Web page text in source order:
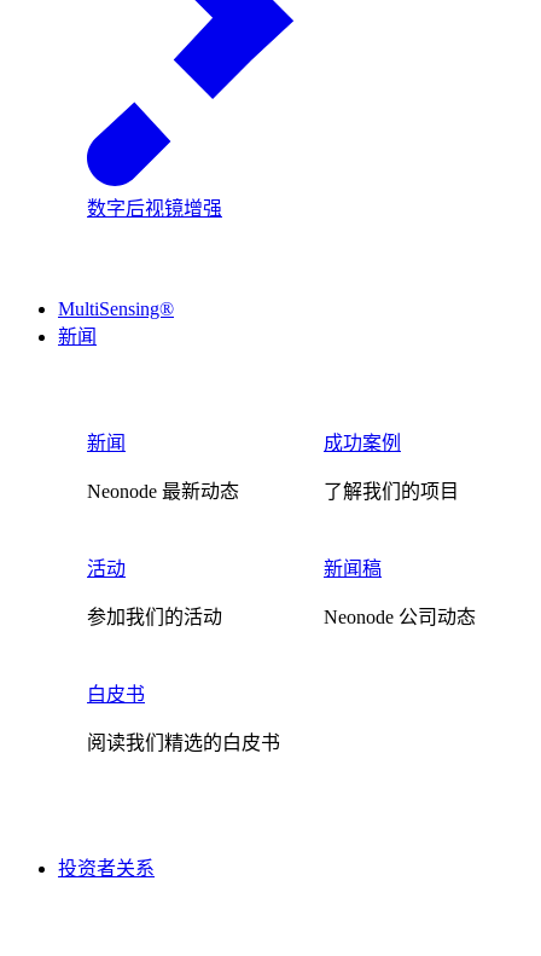
数字后视镜增强
MultiSensing®
新闻
新闻
Neonode 最新动态
成功案例
了解我们的项目
活动
参加我们的活动
新闻稿
Neonode 公司动态
白皮书
阅读我们精选的白皮书
投资者关系